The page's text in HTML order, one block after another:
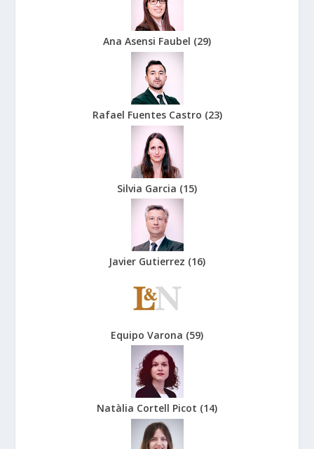
Ana Asensi Faubel (29)
Rafael Fuentes Castro (23)
Silvia Garcia (15)
Javier Gutierrez (16)
Equipo Varona (59)
Natàlia Cortell Picot (14)